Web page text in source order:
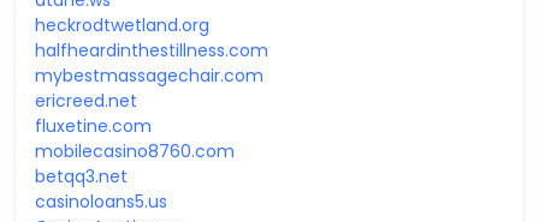
heckrodtwetland.org
halfheardinthestillness.com
mybestmassagechair.com
ericreed.net
fluxetine.com
mobilecasino8760.com
betqq3.net
casinoloans5.us